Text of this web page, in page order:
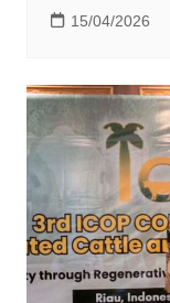
15/04/2026